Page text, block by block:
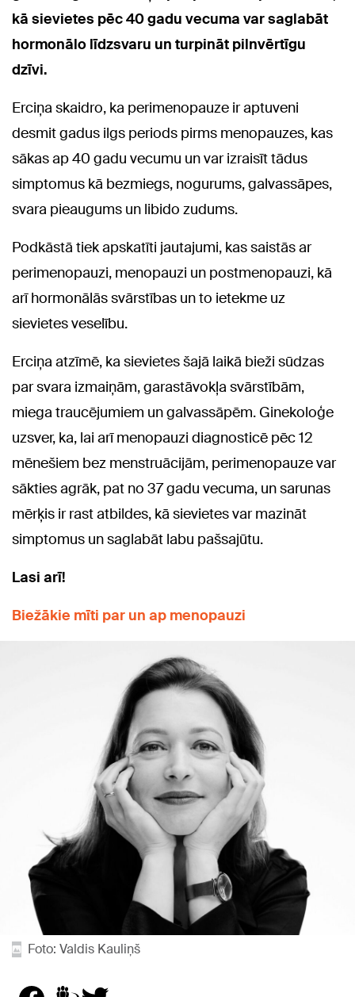
kā sievietes pēc 40 gadu vecuma var saglabāt
hormonālo līdzsvaru un turpināt pilnvērtīgu
dzīvi.
Erciņa skaidro, ka perimenopauze ir aptuveni
desmit gadus ilgs periods pirms menopauzes, kas
sākas ap 40 gadu vecumu un var izraisīt tādus
simptomus kā bezmiegs, nogurums, galvassāpes,
svara pieaugums un libido zudums.
Podkāstā tiek apskatīti jautajumi, kas saistās ar
perimenopauzi, menopauzi un postmenopauzi, kā
arī hormonālās svārstības un to ietekme uz
sievietes veselību.
Erciņa atzīmē, ka sievietes šajā laikā bieži sūdzas
par svara izmaiņām, garastāvokļa svārstībām,
miega traucējumiem un galvassāpēm. Ginekoloģe
uzsver, ka, lai arī menopauzi diagnosticē pēc 12
mēnešiem bez menstruācijām, perimenopauze var
sākties agrāk, pat no 37 gadu vecuma, un sarunas
mērķis ir rast atbildes, kā sievietes var mazināt
simptomus un saglabāt labu pašsajūtu.
Lasi arī!
Biežākie mīti par un ap menopauzi
Foto: Valdis Kauliņš